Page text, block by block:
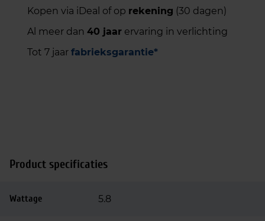
Kopen via iDeal of op rekening (30 dagen)
Al meer dan 40 jaar ervaring in verlichting
Tot 7 jaar fabrieksgarantie*
Product specificaties
Wattage 5.8